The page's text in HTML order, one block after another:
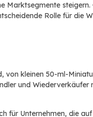
Rolle für die
kleinen 50-ml-
und
für Unternehmen, die